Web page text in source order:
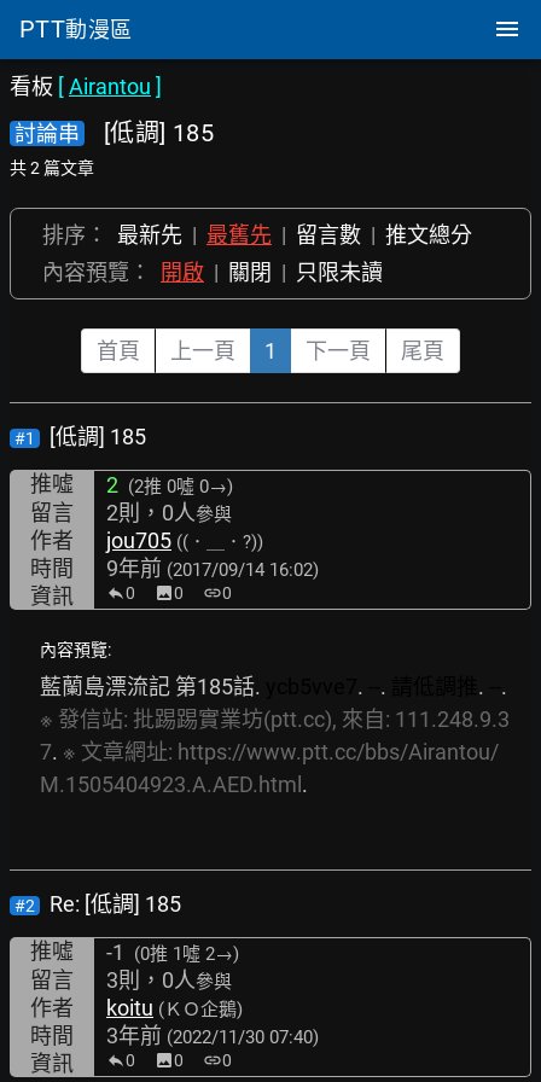
PTT動漫區
看板 [Airantou ]
討論串
[低調] 185
共 2 篇文章
排序： 最新先 | 最舊先 | 留言數 | 推文總分
內容預覽：
開啟 | 關閉 | 只限未讀
首頁 上一頁 1 下一頁 尾頁
#1
[低調] 185
推噓
2 (2推 0噓 0→)
留言 2則，0人參與
作者 jou705 ((．＿．?))
時間 9年前 (2017/09/14 16:02)
資訊 0 image0 link0
內容預覽:
藍蘭島漂流記 第185話. . . .
※ 發信站: 批踢踢實業坊(ptt.cc), 來自: 111.248.9.3
7. ※ 文章網址: https://www.ptt.cc/bbs/Airantou/
M.1505404923.A.AED.html .
#2
Re: [低調] 185
推噓
-1 (0推 1噓 2→)
留言 3則，0人參與
作者 koitu (ＫＯ企鵝)
時間 3年前 (2022/11/30 07:40)
資訊 0 image0 link0